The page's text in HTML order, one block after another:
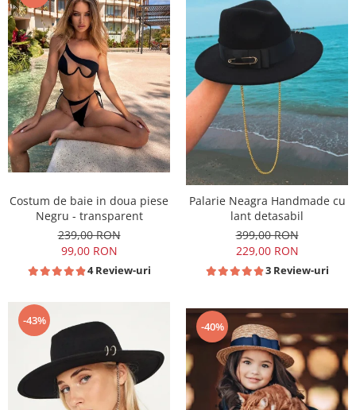
Costum de baie in doua piese
Negru - transparent
239,00 RON
99,00 RON
4 Review-uri
Palarie Neagra Handmade cu
lant detasabil
399,00 RON
229,00 RON
3 Review-uri
-43% -40%